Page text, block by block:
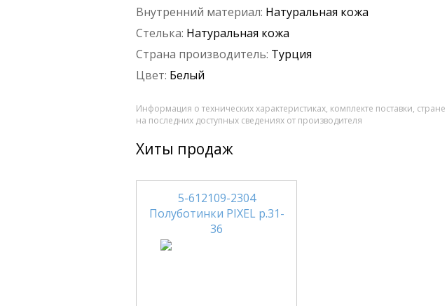
Внутренний материал: Натуральная кожа
Стелька: Натуральная кожа
Страна производитель: Турция
Цвет: Белый
Информация о технических характеристиках, комплекте поставки,
на последних доступных сведениях от производителя
Хиты продаж
5-612109-2304
Полуботинки PIXEL р.31-
36